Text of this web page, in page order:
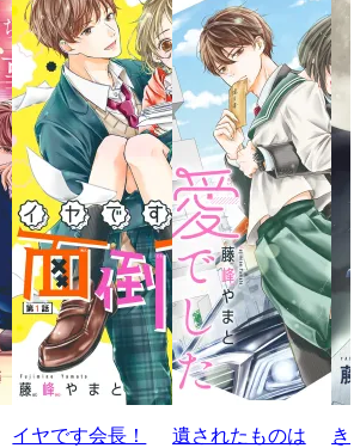
イヤです会長！
遺されたものは
き